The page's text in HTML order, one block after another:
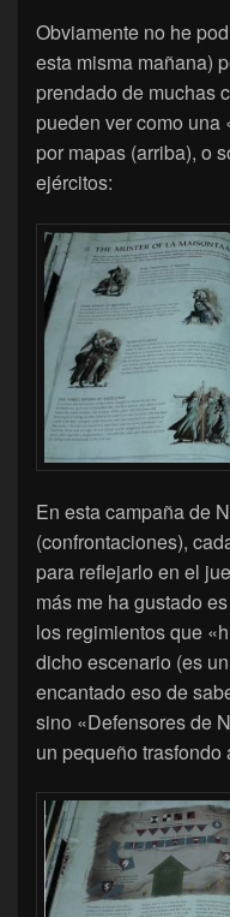
Obviamente no he
esta misma mañana)
prendado de muchas
pueden ver como
por mapas (arriba), o
ejércitos:
En esta campaña de
(confrontaciones),
para reflejarlo en el
más me ha gustado
los regimientos que
dicho escenario (es
encantado eso de
sino «Defensores de
un pequeño